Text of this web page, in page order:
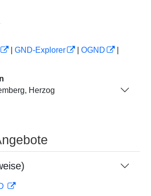
GND-Explorer OGND
Herzog